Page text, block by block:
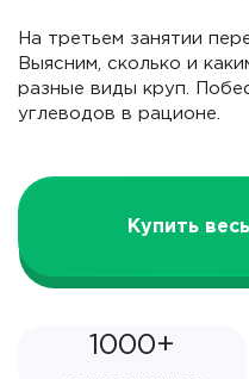
На третьем занятии
Выясним, сколько и
разные виды круп.
углеводов в рационе.
Купить
1000+